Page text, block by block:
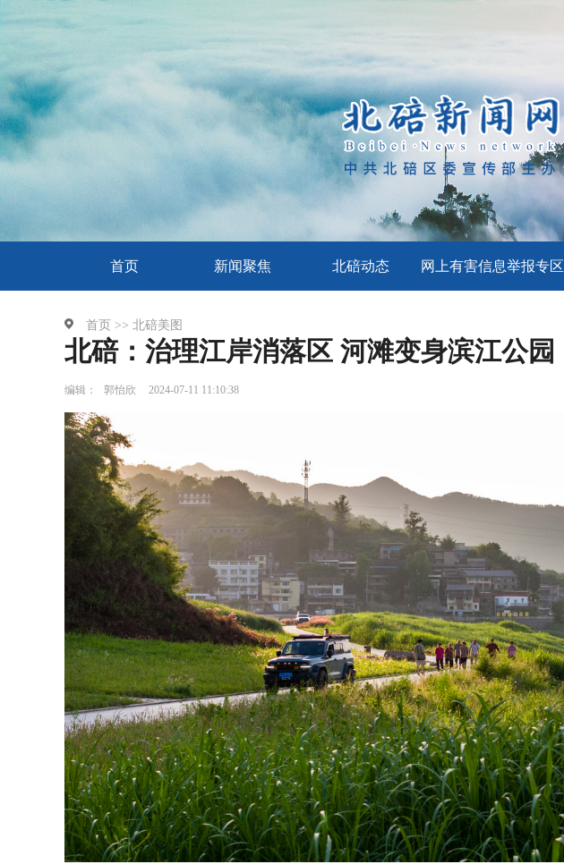
首页 新闻聚焦 北碚动态 网上有害信息举报专区
首页 >> 北碚美图
北碚：治理江岸消落区 河滩变身滨江公园
编辑： 郭怡欣 2024-07-11 11:10:38